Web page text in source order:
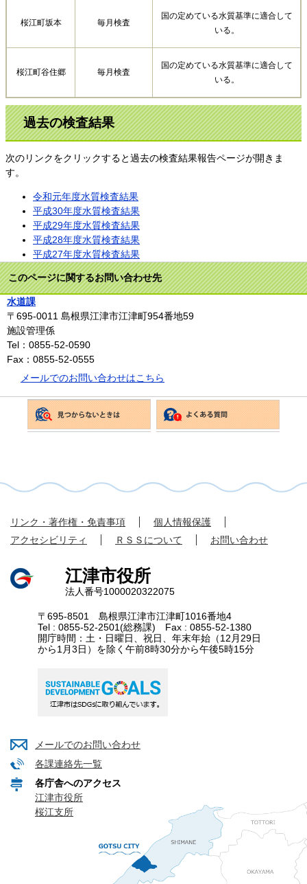
桜江町坂本 毎月検査
国の定めている水質基準に適合して
いる。
桜江町谷住郷 毎月検査
国の定めている水質基準に適合して
いる。
過去の検査結果
次のリンクをクリックすると過去の検査結果報告ページが開きま
す。
令和元年度水質検査結果
平成30年度水質検査結果
平成29年度水質検査結果
平成28年度水質検査結果
平成27年度水質検査結果
このページに関するお問い合わせ先
水道課
〒695-0011 島根県江津市江津町954番地59
施設管理係
Tel：0855-52-0590
Fax：0855-52-0555
メールでのお問い合わせはこちら
リンク・著作権・免責事項
個人情報保護
アクセシビリティ
ＲＳＳについて お問い合わせ
江津市役所
法人番号1000020322075
〒695-8501 島根県江津市江津町1016番地4
Tel : 0855-52-2501(総務課) Fax : 0855-52-1380
開庁時間：土・日曜日、祝日、年末年始（12月29日
から1月3日）を除く午前8時30分から午後5時15分
メールでのお問い合わせ
各課連絡先一覧
各庁舎へのアクセス
江津市役所
桜江支所